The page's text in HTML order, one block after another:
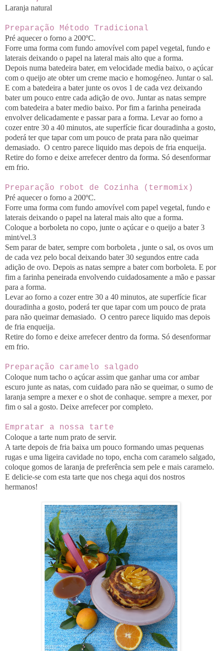
Laranja natural
Preparação Método Tradicional
Pré aquecer o forno a 200ºC.
Forre uma forma com fundo amovível com papel vegetal, fundo e
laterais deixando o papel na lateral mais alto que a forma.
Depois numa batedeira bater, em velocidade media baixo, o açúcar
com o queijo ate obter um creme macio e homogéneo. Juntar o sal.
E com a batedeira a bater junte os ovos 1 de cada vez deixando
bater um pouco entre cada adição de ovo. Juntar as natas sempre
com batedeira a bater medio baixo. Por fim a farinha peneirada
envolver delicadamente e passar para a forma. Levar ao forno a
cozer entre 30 a 40 minutos, ate superfície ficar douradinha a gosto,
poderá ter que tapar com um pouco de prata para não queimar
demasiado. O centro parece liquido mas depois de fria enqueija.
Retire do forno e deixe arrefecer dentro da forma. Só desenformar
em frio.
Preparação robot de Cozinha (termomix)
Pré aquecer o forno a 200ºC.
Forre uma forma com fundo amovível com papel vegetal, fundo e
laterais deixando o papel na lateral mais alto que a forma.
Coloque a borboleta no copo, junte o açúcar e o queijo a bater 3
mint/vel.3
Sem parar de bater, sempre com borboleta , junte o sal, os ovos um
de cada vez pelo bocal deixando bater 30 segundos entre cada
adição de ovo. Depois as natas sempre a bater com borboleta. E por
fim a farinha peneirada envolvendo cuidadosamente a mão e passar
para a forma.
Levar ao forno a cozer entre 30 a 40 minutos, ate superfície ficar
douradinha a gosto, poderá ter que tapar com um pouco de prata
para não queimar demasiado. O centro parece liquido mas depois
de fria enqueija.
Retire do forno e deixe arrefecer dentro da forma. Só desenformar
em frio.
Preparação caramelo salgado
Coloque num tacho o açúcar assim que ganhar uma cor ambar
escuro junte as natas, com cuidado para não se queimar, o sumo de
laranja sempre a mexer e o shot de conhaque. sempre a mexer, por
fim o sal a gosto. Deixe arrefecer por completo.
Empratar a nossa tarte
Coloque a tarte num prato de servir.
A tarte depois de fria baixa um pouco formando umas pequenas
rugas e uma ligeira cavidade no topo, encha com caramelo salgado,
coloque gomos de laranja de preferência sem pele e mais caramelo.
E delicie-se com esta tarte que nos chega aqui dos nostros
hermanos!